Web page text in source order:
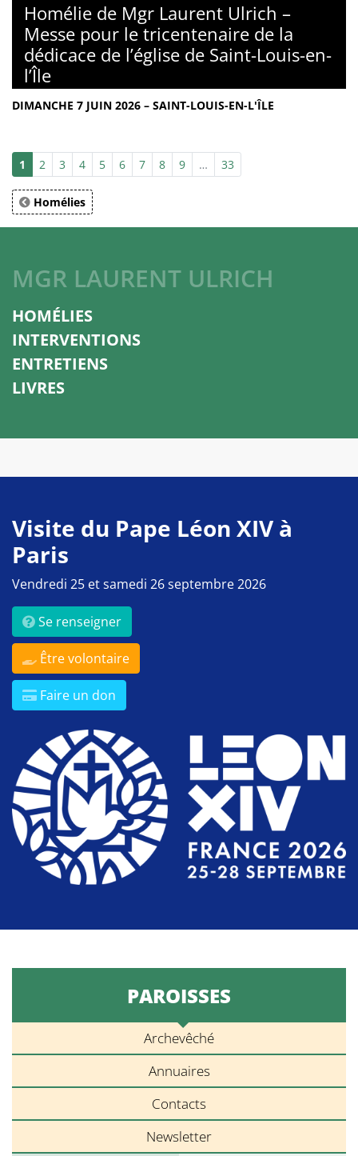
Homélie de Mgr Laurent Ulrich –
Messe pour le tricentenaire de la
dédicace de l’église de Saint-Louis-en-
l’Île
DIMANCHE 7 JUIN 2026 – SAINT-LOUIS-EN-L'ÎLE
1 2 3 4 5 6 7 8 9 … 33
Homélies
MGR LAURENT ULRICH
HOMÉLIES
INTERVENTIONS
ENTRETIENS
LIVRES
Visite du Pape Léon XIV à
Paris
Vendredi 25 et samedi 26 septembre 2026
Se renseigner
Être volontaire
Faire un don
PAROISSES
Archevêché
Annuaires
Contacts
Newsletter